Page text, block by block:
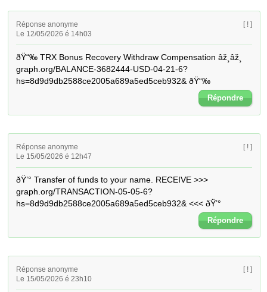
Réponse anonyme
Le 12/05/2026 é 14h03
[ ! ]
ðŸ“‰ TRX Bonus Recovery Withdraw Compensation âž¸âž¸
graph.org/BALANCE-3682444-USD-04-21-6?
hs=8d9d9db2588ce2005a689a5ed5ceb932& ðŸ“‰
Répondre
Réponse anonyme
Le 15/05/2026 é 12h47
[ ! ]
ðŸ’° Transfer of funds to your name. RECEIVE >>>
graph.org/TRANSACTION-05-05-6?
hs=8d9d9db2588ce2005a689a5ed5ceb932& <<< ðŸ’°
Répondre
Réponse anonyme
Le 15/05/2026 é 23h10
[ ! ]